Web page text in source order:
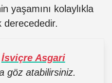
yaşamını kolaylıkla
derecededir.
İsviçre Asgari
göz atabilirsiniz.